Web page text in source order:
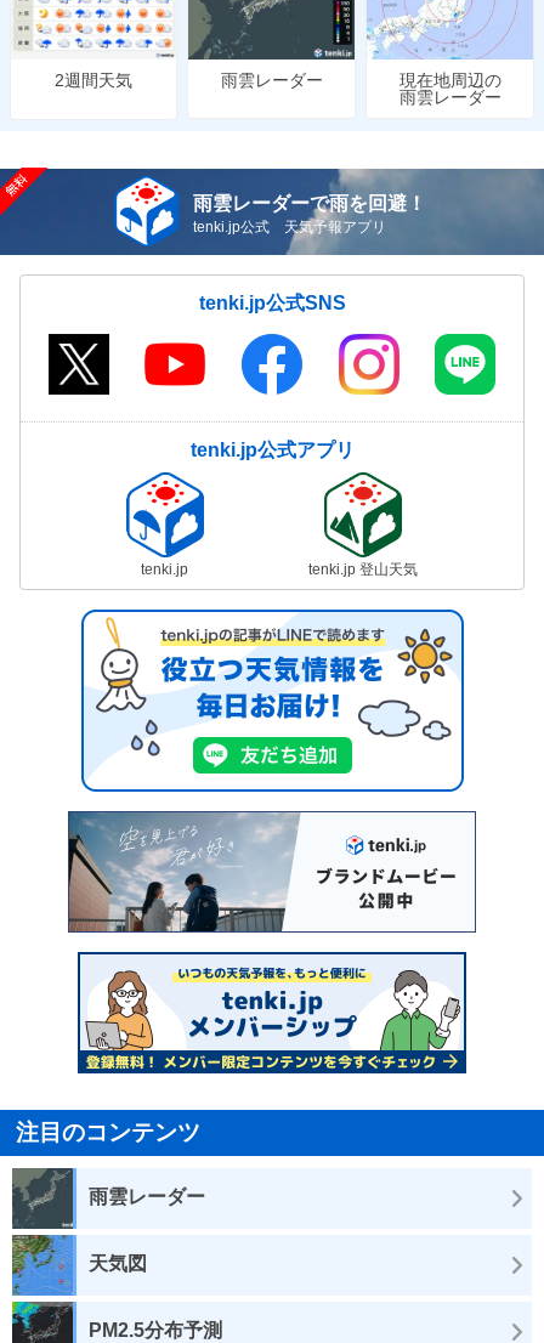
2週間天気 雨雲レーダー
現在地周辺の
雨雲レーダー
雨雲レーダーで雨を回避！
tenki.jp公式 天気予報アプリ
tenki.jp公式SNS
tenki.jp公式アプリ
tenki.jp tenki.jp 登山天気
注目のコンテンツ
雨雲レーダー
天気図
PM2.5分布予測